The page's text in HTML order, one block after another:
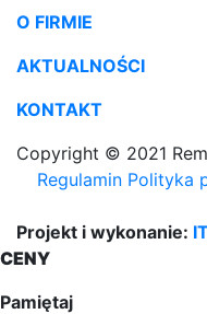
O FIRMIE
AKTUALNOŚCI
KONTAKT
Copyright © 2021
Regulamin Polityka
Projekt i wykonanie:
CENY
Pamiętaj